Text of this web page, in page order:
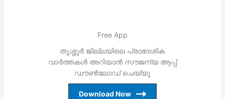
Free App
തൃശ്ശൂര്‍ ജില്ലയിലെ പ്രാദേശിക
വാര്‍ത്തകള്‍ അറിയാന്‍ സൗജന്യ ആപ്പ്
ഡൗണ്‍ലോഡ് ചെയ്യൂ
Download Now